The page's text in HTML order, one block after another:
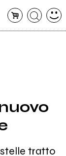
tratto